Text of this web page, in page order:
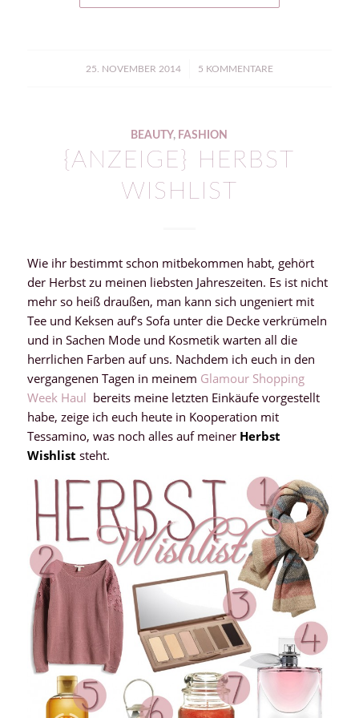
25. NOVEMBER 2014
/ 5 KOMMENTARE
BEAUTY, FASHION
{ANZEIGE} HERBST
WISHLIST
Wie ihr bestimmt schon mitbekommen habt, gehört
der Herbst zu meinen liebsten Jahreszeiten. Es ist nicht
mehr so heiß draußen, man kann sich ungeniert mit
Tee und Keksen auf’s Sofa unter die Decke verkrümeln
und in Sachen Mode und Kosmetik warten all die
herrlichen Farben auf uns. Nachdem ich euch in den
vergangenen Tagen in meinem Glamour Shopping
Week Haul bereits meine letzten Einkäufe vorgestellt
habe, zeige ich euch heute in Kooperation mit
Tessamino, was noch alles auf meiner Herbst
Wishlist steht.